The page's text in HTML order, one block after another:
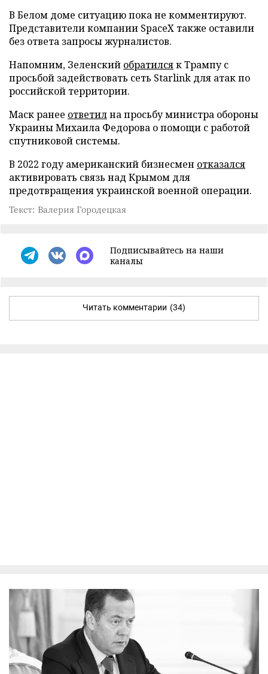
В Белом доме ситуацию пока не комментируют.
Представители компании SpaceX также оставили
без ответа запросы журналистов.
Напомним, Зеленский обратилсяк Трампу с
просьбой задействовать сеть Starlink для атак по
российской территории.
Маск ранее ответилна просьбу министра обороны
Украины Михаила Федорова о помощи с работой
спутниковой системы.
В 2022 году американский бизнесмен отказался
активировать связь над Крымом для
предотвращения украинской военной операции.
Текст: Валерия Городецкая
Подписывайтесь на наши
каналы
Читать комментарии (34)